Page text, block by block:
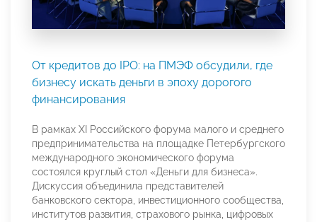
От кредитов до IPO: на ПМЭФ обсудили, где
бизнесу искать деньги в эпоху дорогого
финансирования
В рамках XI Российского форума малого и среднего
предпринимательства на площадке Петербургского
международного экономического форума
состоялся круглый стол «Деньги для бизнеса».
Дискуссия объединила представителей
банковского сектора, инвестиционного сообщества,
институтов развития, страхового рынка, цифровых